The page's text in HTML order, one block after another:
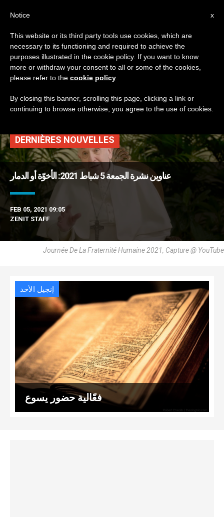
TAG
Posts Tagged ‘إنجيل
الأحد’
DERNIÈRES NOUVELLES
عناوين نشرة الجمعة 5 شباط 2021: الأخوّة أو الدمار
FEB 05, 2021 09:05
ZENIT STAFF
Journée De La Fraternité Humaine 2021, Capture @ YouTube
إنجيل الأحد
فعّالية حضور يسوع
x
Notice
This website or its third party tools use cookies, which are
necessary to its functioning and required to achieve the
purposes illustrated in the cookie policy. If you want to know
more or withdraw your consent to all or some of the cookies,
please refer to the cookie policy
By closing this banner, scrolling this page, clicking a link or
continuing to browse otherwise, you agree to the use of cookies.